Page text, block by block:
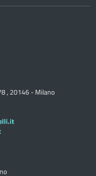
, 20146 - Milano